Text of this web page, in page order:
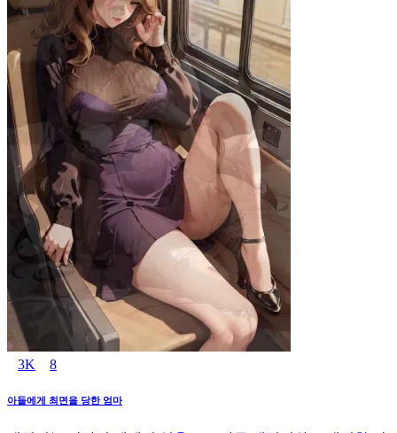
3K 8
아들에게 최면을 당한 엄마